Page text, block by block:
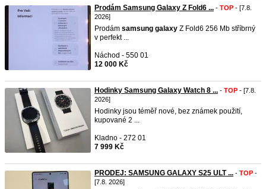
Prodám Samsung Galaxy Z Fold6 ... - TOP - [7.8.
2026]
Prodám samsung galaxy Z Fold6 256 Mb stříbrný
v perfekt ...
Náchod - 550 01
12 000 Kč
Hodinky Samsung Galaxy Watch 8 ... - TOP - [7.8.
2026]
Hodinky jsou téměř nové, bez známek použití,
kupované 2 ...
Kladno - 272 01
7 999 Kč
PRODEJ: SAMSUNG GALAXY S25 ULT ... - TOP -
[7.8. 2026]